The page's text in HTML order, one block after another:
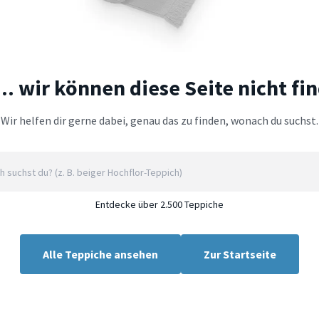
wir können diese Seite nicht
Wir helfen dir gerne dabei, genau das zu finden, wonach du suchst.
Entdecke über 2.500 Teppiche
Alle Teppiche ansehen Zur Startseite